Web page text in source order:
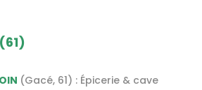
(Gacé, 61) : Épicerie & cave